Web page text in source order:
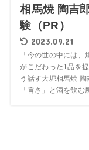
相馬焼 陶吉
験（PR）
2023.09.21
「今の世の中には
がこだわった1品を
う話す大堀相馬焼
「旨さ」と酒を飲む